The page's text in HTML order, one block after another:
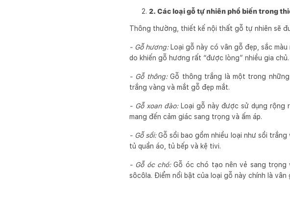
2. Các loại gỗ tự nhiên phổ biến trong
Thông thường, thiết kế nội thất gỗ tự nhiên sẽ
- Gỗ hương:Loại gỗ này có vân gỗ đẹp, sắc
do khiến gỗ hương rất “được lòng” nhiều gia chủ.
- Gỗ thông:Gỗ thông trắng là một trong
trắng vàng và mắt gỗ đẹp mắt.
- Gỗ xoan đào:Loại gỗ này được sử dụng rộng
mang đến cảm giác sang trọng và ấm áp.
- Gỗ sồi:Gỗ sồi bao gồm nhiều loại như sồi
tủ quần áo, tủ bếp và kệ tivi.
- Gỗ óc chó:Gỗ óc chó tạo nên vẻ sang trọng
sôcôla. Điểm nổi bật của loại gỗ này chính là